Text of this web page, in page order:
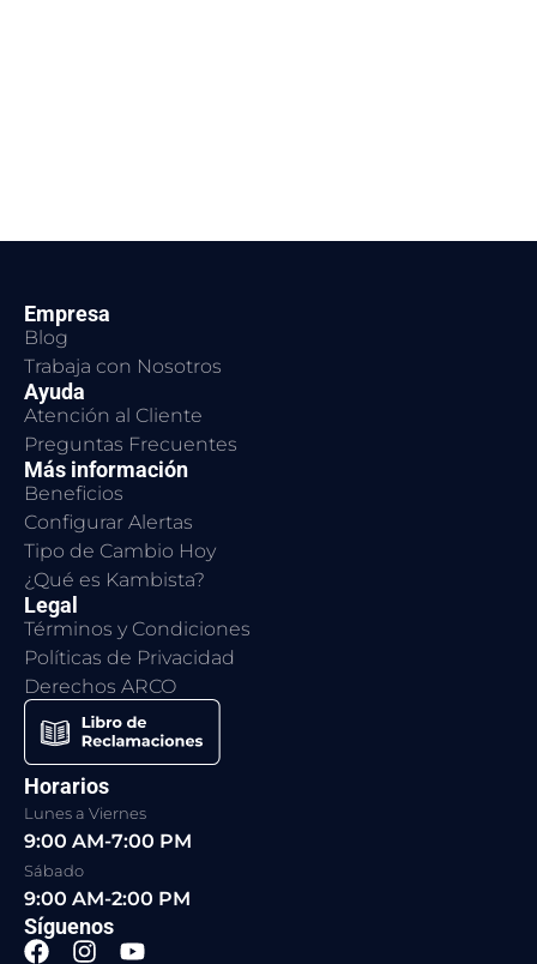
Empresa
Blog
Trabaja con Nosotros
Ayuda
Atención al Cliente
Preguntas Frecuentes
Más información
Beneficios
Configurar Alertas
Tipo de Cambio Hoy
¿Qué es Kambista?
Legal
Términos y Condiciones
Políticas de Privacidad
Derechos ARCO
Horarios
Lunes a Viernes
9:00 AM-7:00 PM
Sábado
9:00 AM-2:00 PM
Síguenos
F
I
Y